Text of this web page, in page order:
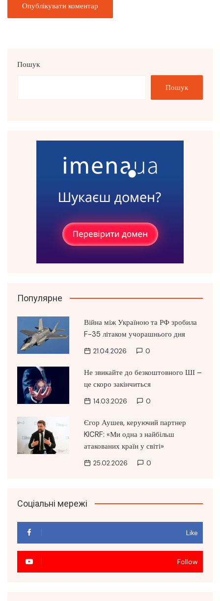
Пошук
Пошук
Популярне
Війна між Україною та РФ зробила
F-35 літаком учорашнього дня
21.04.2026 0
Не звикайте до безкоштовного ШІ –
це скоро закінчиться
14.03.2026 0
Єгор Аушев, керуючий партнер
KICRF: «Ми одна з найбільш
атакованих країн у світі»
25.02.2026 0
Соціальні мережі
Like
Follow